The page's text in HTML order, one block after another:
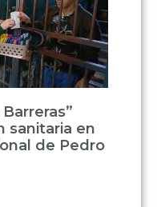
sanitaria en
de Pedro